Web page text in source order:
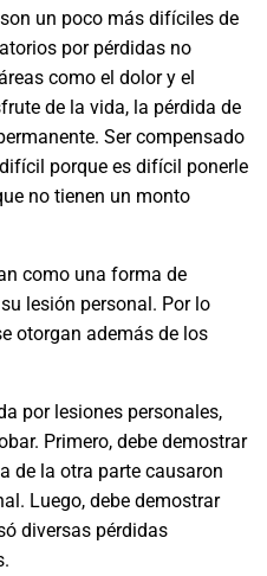
un poco más difíciles de
por pérdidas no
como el dolor y el
de la vida, la pérdida de
Ser compensado
porque es difícil ponerle
no tienen un monto
como una forma de
lesión personal. Por lo
otorgan además de los
por lesiones personales,
Primero, debe demostrar
de la otra parte causaron
Luego, debe demostrar
diversas pérdidas